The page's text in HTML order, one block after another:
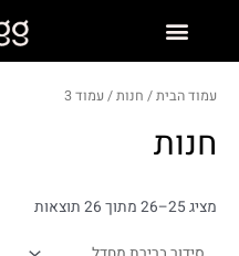
עמוד הבית/ חנות/ עמוד 3
חנות
מציג 25–26 מתוך 26 תוצאות